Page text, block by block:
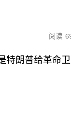
阅读
特朗普给革命卫